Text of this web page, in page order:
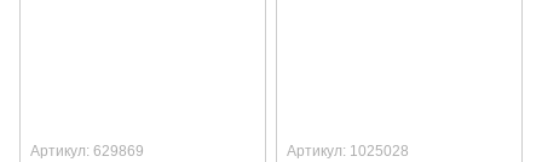
Артикул: 629869 Артикул: 1025028